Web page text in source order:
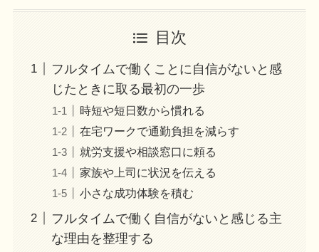
目次
フルタイムで働くことに自信がないと感
じたときに取る最初の一歩
時短や短日数から慣れる
在宅ワークで通勤負担を減らす
就労支援や相談窓口に頼る
家族や上司に状況を伝える
小さな成功体験を積む
フルタイムで働く自信がないと感じる主
な理由を整理する